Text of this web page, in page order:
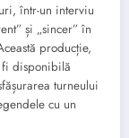
într-un interviu
și „sincer” în
producție,
fi disponibilă
turneului
cu un